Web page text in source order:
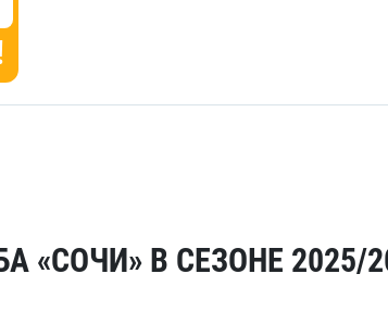
В СЕЗОНЕ 2025/